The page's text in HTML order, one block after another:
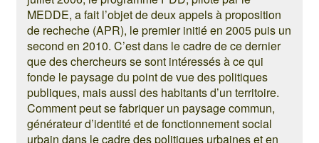
MEDDE, a fait l’objet de deux appels à proposition
de recheche (APR), le premier initié en 2005 puis un
second en 2010. C’est dans le cadre de ce dernier
que des chercheurs se sont intéressés à ce qui
fonde le paysage du point de vue des politiques
publiques, mais aussi des habitants d’un territoire.
Comment peut se fabriquer un paysage commun,
générateur d’identité et de fonctionnement social
urbain dans le cadre des politiques urbaines et en